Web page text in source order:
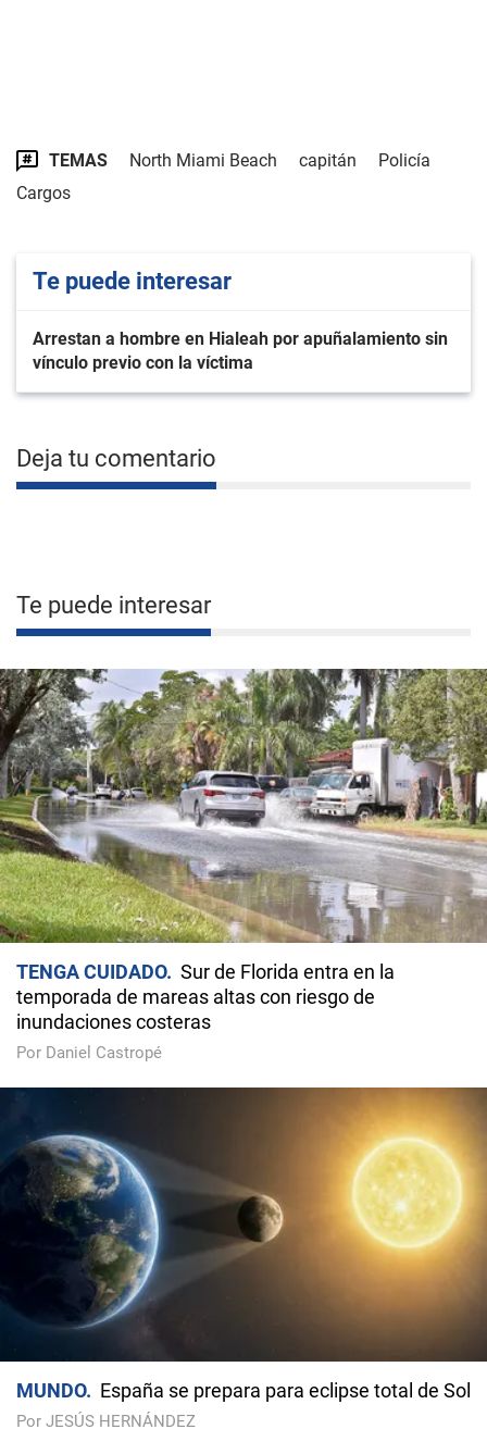
TEMAS North Miami Beach capitán
Policía
Cargos
Te puede interesar
Arrestan a hombre en Hialeah por apuñalamiento sin
vínculo previo con la víctima
Deja tu comentario
Te puede interesar
TENGA CUIDADO
Sur de Florida entra en la
temporada de mareas altas con riesgo de
inundaciones costeras
Por Daniel Castropé
MUNDO España se prepara para eclipse total de Sol
Por JESÚS HERNÁNDEZ